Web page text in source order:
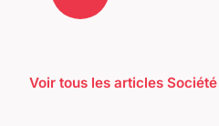
Voir tous les articles